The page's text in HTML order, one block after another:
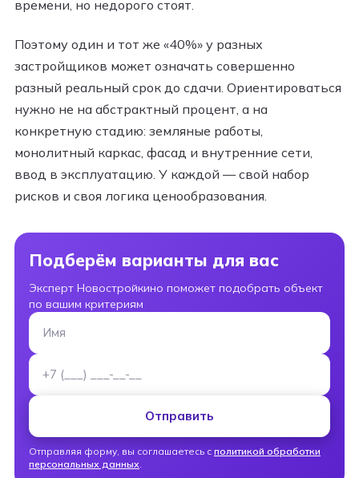
времени, но недорого стоят.
Поэтому один и тот же «40%» у разных
застройщиков может означать совершенно
разный реальный срок до сдачи. Ориентироваться
нужно не на абстрактный процент, а на
конкретную стадию: земляные работы,
монолитный каркас, фасад и внутренние сети,
ввод в эксплуатацию. У каждой — свой набор
рисков и своя логика ценообразования.
Подберём варианты для вас
Эксперт Новостройкино поможет подобрать объект
по вашим критериям
Имя
Номер телефона
Отправить
Отправляя форму, вы соглашаетесь с политикой обработки
персональных данных